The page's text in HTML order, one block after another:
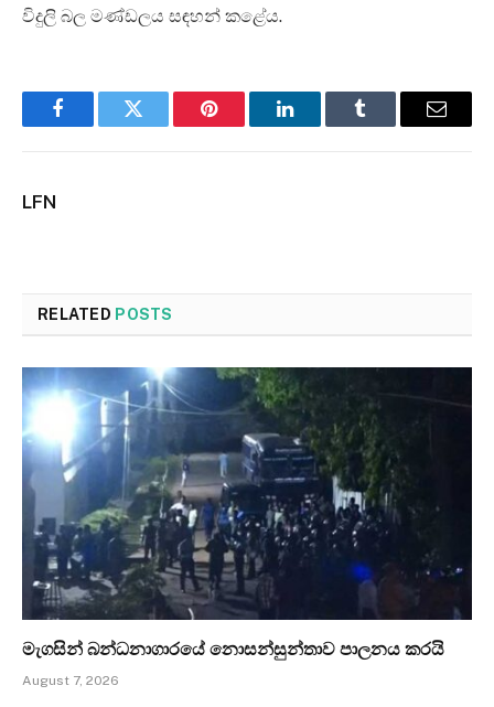
විදුලි බල මණ්ඩලය සඳහන් කළේය.
FacebookTwitter Pinterest LinkedInTumblr Email
LFN
RELATED POSTS
මැගසින් බන්ධනාගාරයේ නොසන්සුන්තාව පාලනය කරයි
August 7, 2026